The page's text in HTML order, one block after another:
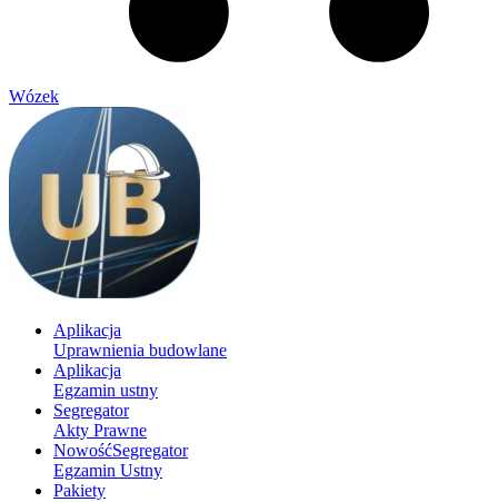
Wózek
Aplikacja
Uprawnienia budowlane
Aplikacja
Egzamin ustny
Segregator
Akty Prawne
NowośćSegregator
Egzamin Ustny
Pakiety